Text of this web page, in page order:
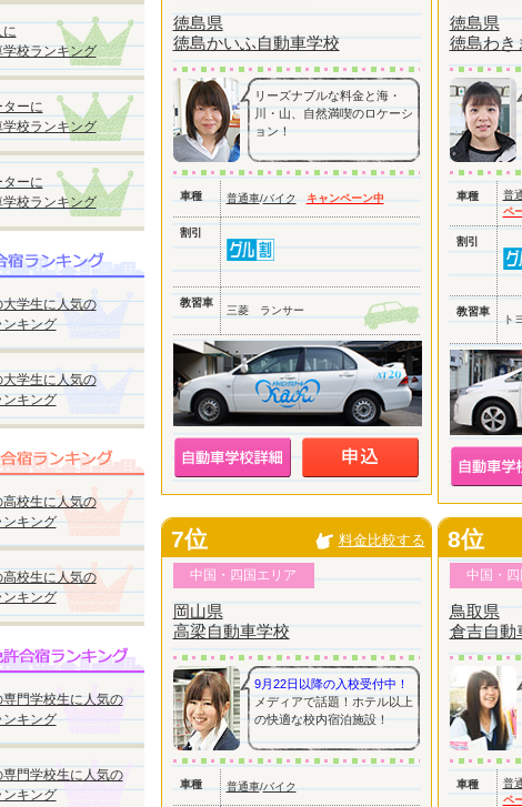
に
校ランキング
ーに
学校ランキング
ーに
学校ランキング
学生に人気の
キング
学生に人気の
キング
校生に人気の
キング
校生に人気の
キング
門学校生に人気の
キング
門学校生に人気の
キング
徳島県
徳島かいふ自動車学校
リーズナブルな料金と海・
川・山、自然満喫のロケーシ
ョン！
車種 普通車/バイク キャンペーン中
割引
教習車
三菱 ランサー
徳島県
徳島わき
車種 普
ペ
割引
教習車
ト
7位 料金比較する
中国・四国エリア
岡山県
高梁自動車学校
9月22日以降の入校受付中！
メディアで話題！ホテル以上
の快適な校内宿泊施設！
車種 普通車/バイク
8位
中国・
鳥取県
倉吉自動
車種 普
ペ